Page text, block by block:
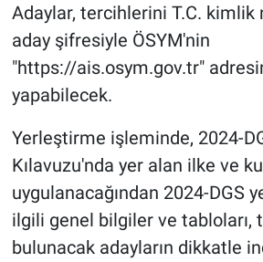
Adaylar, tercihlerini T.C. kimlik
aday şifresiyle ÖSYM'nin
"https://ais.osym.gov.tr"
yapabilecek.
Yerleştirme işleminde, 2024-
Kılavuzu'nda yer alan ilke ve
uygulanacağından 2024-DGS
ilgili genel bilgiler ve tabloları,
bulunacak adayların dikkatle